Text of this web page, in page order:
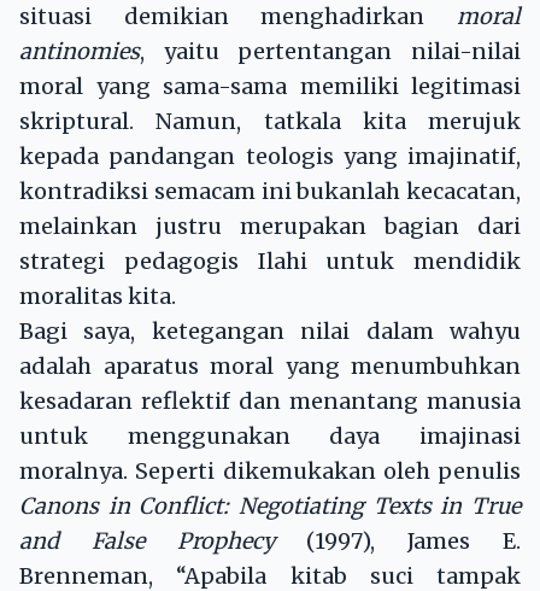
situasi demikian menghadirkan moral
antinomies, yaitu pertentangan nilai-nilai
moral yang sama-sama memiliki legitimasi
skriptural. Namun, tatkala kita merujuk
kepada pandangan teologis yang imajinatif,
kontradiksi semacam ini bukanlah kecacatan,
melainkan justru merupakan bagian dari
strategi pedagogis Ilahi untuk mendidik
moralitas kita.
Bagi saya, ketegangan nilai dalam wahyu
adalah aparatus moral yang menumbuhkan
kesadaran reflektif dan menantang manusia
untuk menggunakan daya imajinasi
moralnya. Seperti dikemukakan oleh penulis
Canons in Conflict: Negotiating Texts in True
and False Prophecy(1997), James E.
Brenneman, “Apabila kitab suci tampak